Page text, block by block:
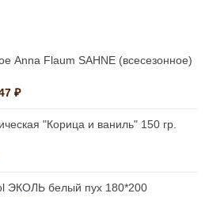
Anna Flaum SAHNE (всесезонное)
₽.
₽Текущая
33,147 ₽.
"Корица и ваниль" 150 гр.
₽.
ЭКОЛЬ белый пух 180*200